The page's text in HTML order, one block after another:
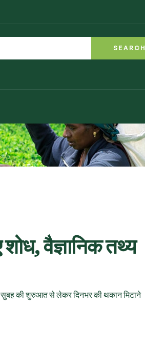
SEARCH
शोध, वैज्ञानिक तथ्य
सुबह की शुरुआत से लेकर दिनभर की थकान मिटाने